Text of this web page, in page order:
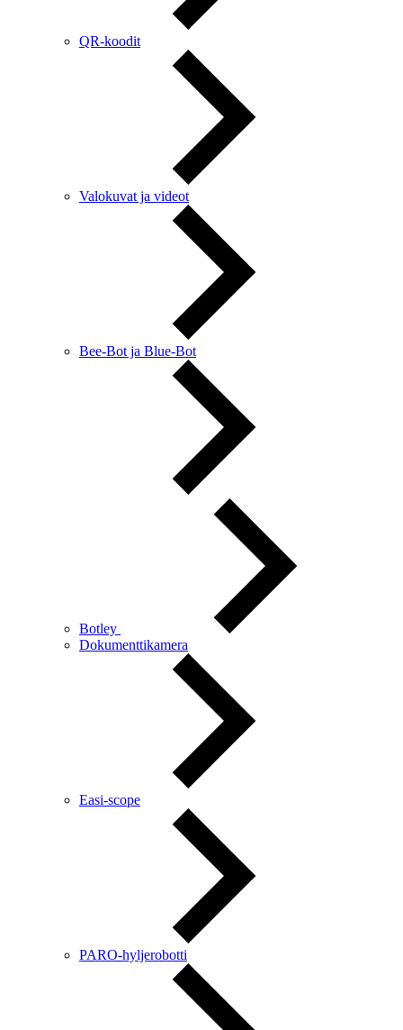
QR-koodit
Valokuvat ja videot
Bee-Bot ja Blue-Bot
Botley
Dokumenttikamera
Easi-scope
PARO-hyljerobotti